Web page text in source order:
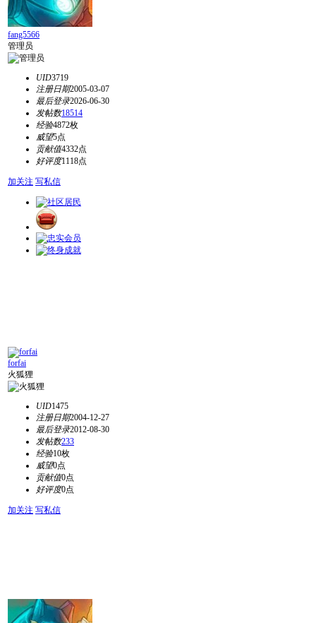
fang5566
管理员
UID3719
注册日期2005-03-07
最后登录2026-06-30
发帖数18514
经验4872枚
威望5点
贡献值4332点
好评度1118点
加关注 写私信
forfai
火狐狸
UID1475
注册日期2004-12-27
最后登录2012-08-30
发帖数233
经验10枚
威望0点
贡献值0点
好评度0点
加关注 写私信